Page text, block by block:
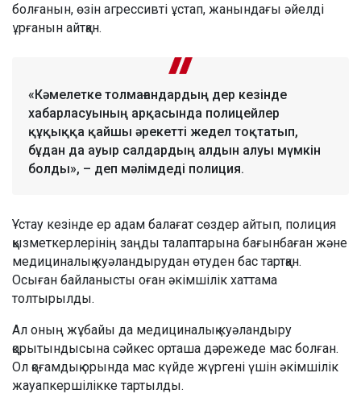
болғанын, өзін агрессивті ұстап, жанындағы әйелді
ұрғанын айтқан.
«Кәмелетке толмағандардың дер кезінде
хабарласуының арқасында полицейлер
құқыққа қайшы әрекетті жедел тоқтатып,
бұдан да ауыр салдардың алдын алуы мүмкін
болды», – деп мәлімдеді полиция.
Ұстау кезінде ер адам балағат сөздер айтып, полиция
қызметкерлерінің заңды талаптарына бағынбаған және
медициналық куәландырудан өтуден бас тартқан.
Осыған байланысты оған әкімшілік хаттама
толтырылды.
Ал оның жұбайы да медициналық куәландыру
қорытындысына сәйкес орташа дәрежеде мас болған.
Ол қоғамдық орында мас күйде жүргені үшін әкімшілік
жауапкершілікке тартылды.